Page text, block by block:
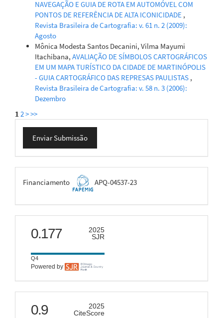
NAVEGAÇÃO E GUIA DE ROTA EM AUTOMÓVEL COM
PONTOS DE REFERÊNCIA DE ALTA ICONICIDADE ,
Revista Brasileira de Cartografia: v. 61 n. 2 (2009):
Agosto
Mônica Modesta Santos Decanini, Vilma Mayumi
Itachibana, AVALIAÇÃO DE SÍMBOLOS CARTOGRÁFICOS
EM UM MAPA TURÍSTICO DA CIDADE DE MARTINÓPOLIS
- GUIA CARTOGRÁFICO DAS REPRESAS PAULISTAS ,
Revista Brasileira de Cartografia: v. 58 n. 3 (2006):
Dezembro
1 2>>>
Enviar
Submissão
Enviar Submissão
FAPEMIG
Financiamento APQ-04537-23
scimago
0.177
2025
SJR
Q4
Powered by
citescore
0.9
2025
CiteScore